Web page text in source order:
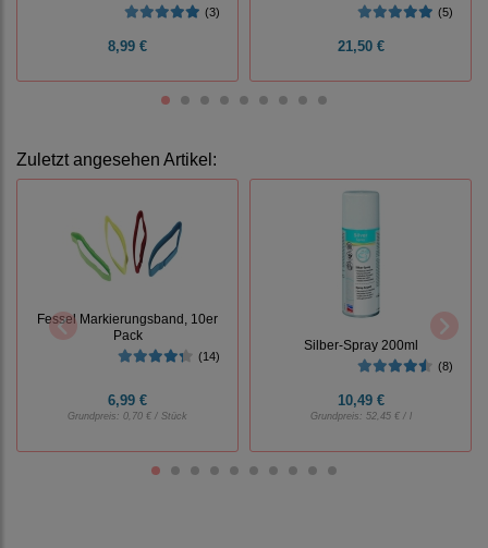
(3)
8,99 €
(5)
21,50 €
Zuletzt angesehen Artikel:
Fessel Markierungsband, 10er
Pack
(14)
6,99 €
Grundpreis: 0,70 € / Stück
Silber-Spray 200ml
(8)
10,49 €
Grundpreis: 52,45 € / l